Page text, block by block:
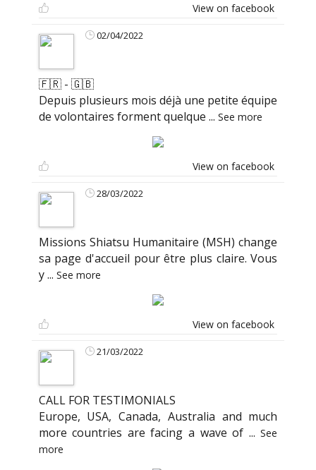
View on facebook
02/04/2022
🇫🇷 - 🇬🇧
Depuis plusieurs mois déjà une petite équipe
de volontaires forment quelque ... See more
View on facebook
28/03/2022
Missions Shiatsu Humanitaire (MSH) change
sa page d'accueil pour être plus claire. Vous
y... See more
View on facebook
21/03/2022
CALL FOR TESTIMONIALS
Europe, USA, Canada, Australia and much
more countries are facing a wave of ...See
more